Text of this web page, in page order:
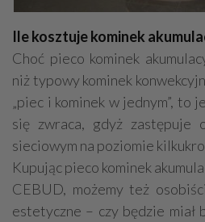
Ile kosztuje kominek
Choć pieco kominek
niż typowy kominek
„piec i kominek w jednym”, to
się zwraca, gdyż zastępuje
sieciowym na poziomie
Kupując pieco kominek
CEBUD, możemy też
estetyczne – czy będzie miał